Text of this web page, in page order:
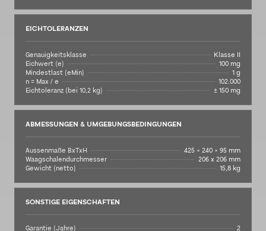
EICHTOLERANZEN
Genauigkeitsklasse
Klasse II
Eichwert (e)
100 mg
Mindestlast (eMin)
1 g
n = Max / e
102.000
Eichtoleranz (bei 10,2 kg)
± 150 mg
ABMESSUNGEN & UMGEBUNGSBEDINGUNGEN
Aussenmaße BxTxH
425 × 240 × 95 mm
Waagschalendurchmesser
206 x 206 mm
Gewicht (netto)
15,8 kg
SONSTIGE EIGENSCHAFTEN
Garantie (Jahre)
2